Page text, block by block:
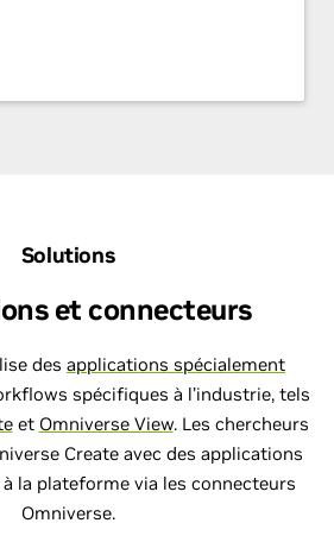
Solutions
et connecteurs
des applications spécialement
spécifiques à l’industrie, tels
et Omniverse View. Les chercheurs
Create avec des applications
la plateforme via les connecteurs
Omniverse.